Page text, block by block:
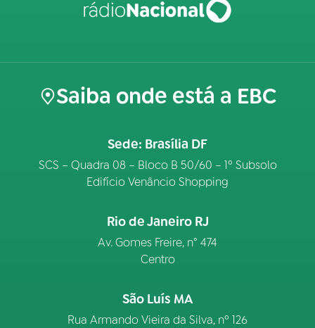
Saiba onde está a EBC
Sede: Brasília DF
SCS – Quadra 08 – Bloco B 50/60 – 1º Subsolo
Edifício Venâncio Shopping
Rio de Janeiro RJ
Av. Gomes Freire, n° 474
Centro
São Luís MA
Rua Armando Vieira da Silva, nº 126